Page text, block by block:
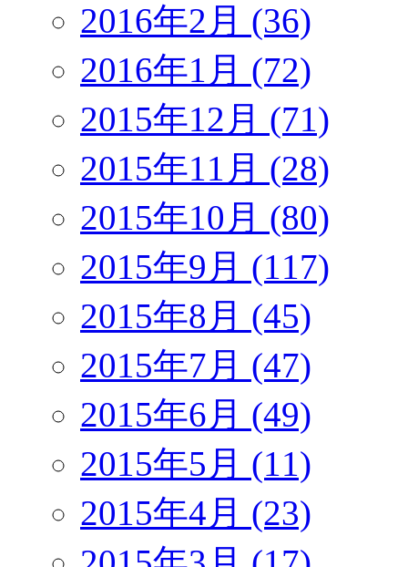
2016年2月 (36)
2016年1月 (72)
2015年12月 (71)
2015年11月 (28)
2015年10月 (80)
2015年9月 (117)
2015年8月 (45)
2015年7月 (47)
2015年6月 (49)
2015年5月 (11)
2015年4月 (23)